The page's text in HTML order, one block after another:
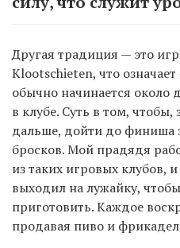
Другая традиция — это
Klootschieten, что
обычно начинается около
в клубе. Суть в том,
дальше, дойти до финиша
бросков. Мой прадядя
из таких игровых клубов,
выходил на лужайку,
приготовить. Каждое
продавая пиво и